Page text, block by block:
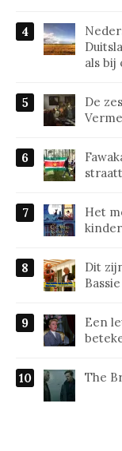
als bij
De
Het
Dit
Een
The